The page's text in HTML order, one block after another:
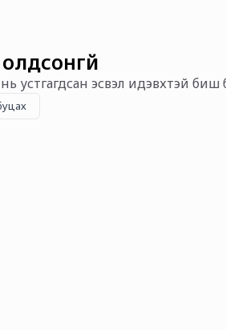
олдсонгүй
нь устгагдсан эсвэл идэвхтэй
буцах